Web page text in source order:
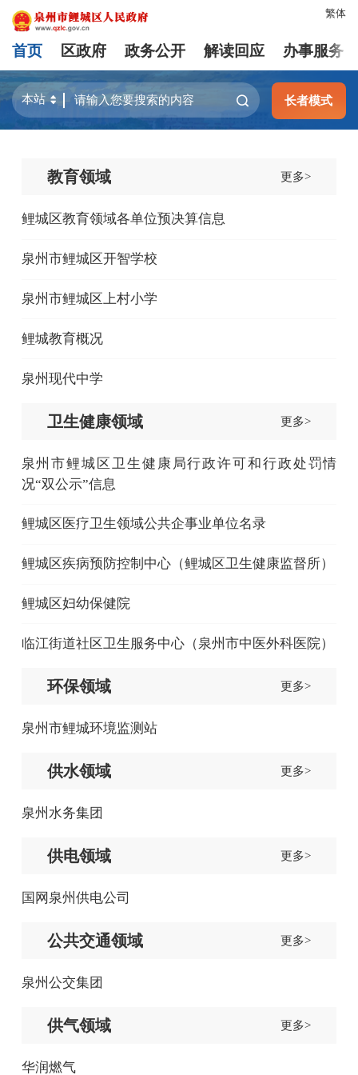
繁体
首页 区政府 政务公开 解读回应 办事服务
长者模式
教育领域 更多>
鲤城区教育领域各单位预决算信息
泉州市鲤城区开智学校
泉州市鲤城区上村小学
鲤城教育概况
泉州现代中学
卫生健康领域 更多>
泉州市鲤城区卫生健康局行政许可和行政处罚情
况“双公示”信息
鲤城区医疗卫生领域公共企事业单位名录
鲤城区疾病预防控制中心（鲤城区卫生健康监督所）
鲤城区妇幼保健院
临江街道社区卫生服务中心（泉州市中医外科医院）
环保领域 更多>
泉州市鲤城环境监测站
供水领域 更多>
泉州水务集团
供电领域 更多>
国网泉州供电公司
公共交通领域 更多>
泉州公交集团
供气领域 更多>
华润燃气